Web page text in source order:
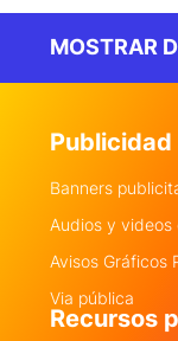
MOSTRAR
Publicidad
Banners
Audios y videos
Avisos Gráficos
Via pública
Recursos